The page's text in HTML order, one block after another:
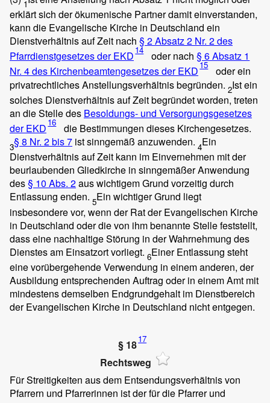
1
erklärt sich der ökumenische Partner damit einverstanden,
kann die Evangelische Kirche in Deutschland ein
Dienstverhältnis auf Zeit nach § 2 Absatz 2 Nr. 2 des
Pfarrdienstgesetzes der EKD 14 oder nach§ 6 Absatz 1
Nr. 4 des Kirchenbeamtengesetzes der EKD15
oder ein
privatrechtliches Anstellungsverhältnis begründen. 2Ist ein
solches Dienstverhältnis auf Zeit begründet worden, treten
an die Stelle des Besoldungs- und Versorgungsgesetzes
der EKD 16 die Bestimmungen dieses Kirchengesetzes.
3§ 8 Nr. 2 bis 7 ist sinngemäß anzuwenden. 4Ein
Dienstverhältnis auf Zeit kann im Einvernehmen mit der
beurlaubenden Gliedkirche in sinngemäßer Anwendung
des§ 10 Abs. 2aus wichtigem Grund vorzeitig durch
Entlassung enden. 5Ein wichtiger Grund liegt
insbesondere vor, wenn der Rat der Evangelischen Kirche
in Deutschland oder die von ihm benannte Stelle feststellt,
dass eine nachhaltige Störung in der Wahrnehmung des
Dienstes am Einsatzort vorliegt. 6Einer Entlassung steht
eine vorübergehende Verwendung in einem anderen, der
Ausbildung entsprechenden Auftrag oder in einem Amt mit
mindestens demselben Endgrundgehalt im Dienstbereich
der Evangelischen Kirche in Deutschland nicht entgegen.
§ 1817
Rechtsweg
Für Streitigkeiten aus dem Entsendungsverhältnis von
Pfarrern und Pfarrerinnen ist der für die Pfarrer und